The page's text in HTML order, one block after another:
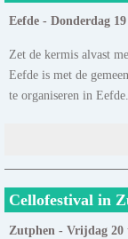
Eefde - Donderdag
Zet de kermis alvast
Eefde is met de
te organiseren in
Cellofestival in
Zutphen - Vrijdag 20